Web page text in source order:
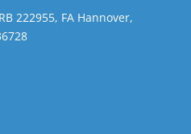
222955, FA Hannover,